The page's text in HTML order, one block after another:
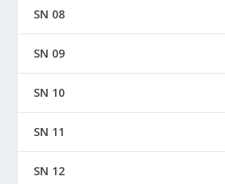
SN 08
SN 09
SN 10
SN 11
SN 12